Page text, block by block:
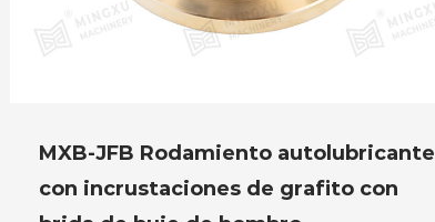
MXB-JFB Rodamiento autolubricante
con incrustaciones de grafito con